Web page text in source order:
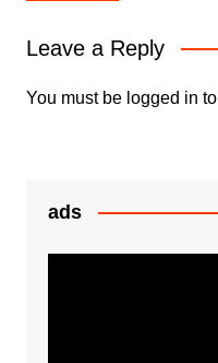
o
k
p
p
Leave a Reply
You must be logged in
ads